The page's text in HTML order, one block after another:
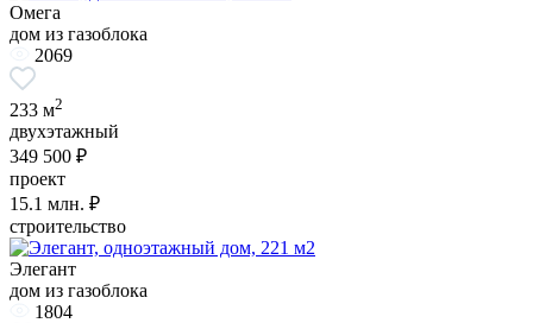
Омега
дом из газоблока
2069
233 м2
двухэтажный
349 500 ₽
проект
15.1 млн. ₽
строительство
Элегант
дом из газоблока
1804